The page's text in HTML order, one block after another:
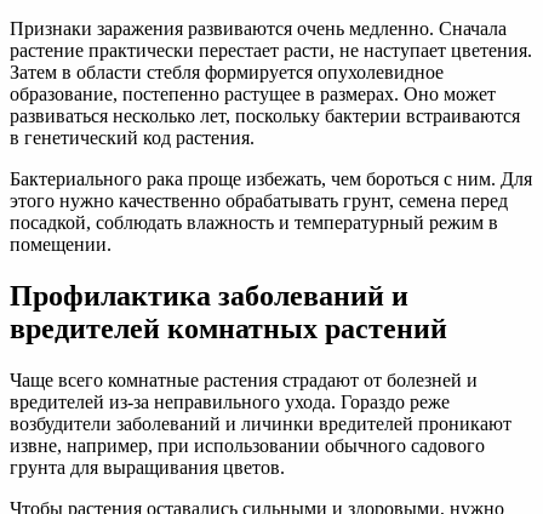
Признаки заражения развиваются очень медленно. Сначала
растение практически перестает расти, не наступает цветения.
Затем в области стебля формируется опухолевидное
образование, постепенно растущее в размерах. Оно может
развиваться несколько лет, поскольку бактерии встраиваются
в генетический код растения.
Бактериального рака проще избежать, чем бороться с ним. Для
этого нужно качественно обрабатывать грунт, семена перед
посадкой, соблюдать влажность и температурный режим в
помещении.
Профилактика заболеваний и
вредителей комнатных растений
Чаще всего комнатные растения страдают от болезней и
вредителей из-за неправильного ухода. Гораздо реже
возбудители заболеваний и личинки вредителей проникают
извне, например, при использовании обычного садового
грунта для выращивания цветов.
Чтобы растения оставались сильными и здоровыми, нужно